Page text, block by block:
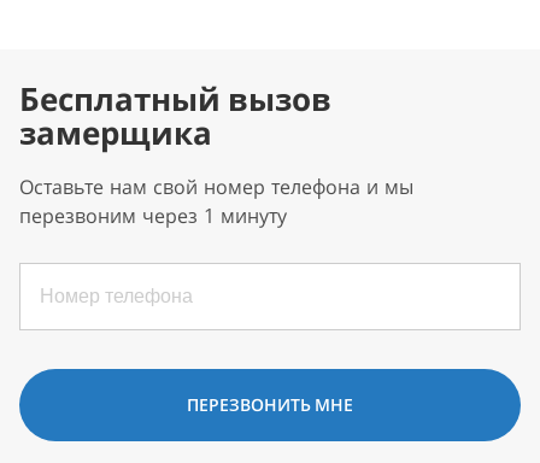
Бесплатный вызов
замерщика
Оставьте нам свой номер телефона и мы
перезвоним через 1 минуту
ПЕРЕЗВОНИТЬ МНЕ